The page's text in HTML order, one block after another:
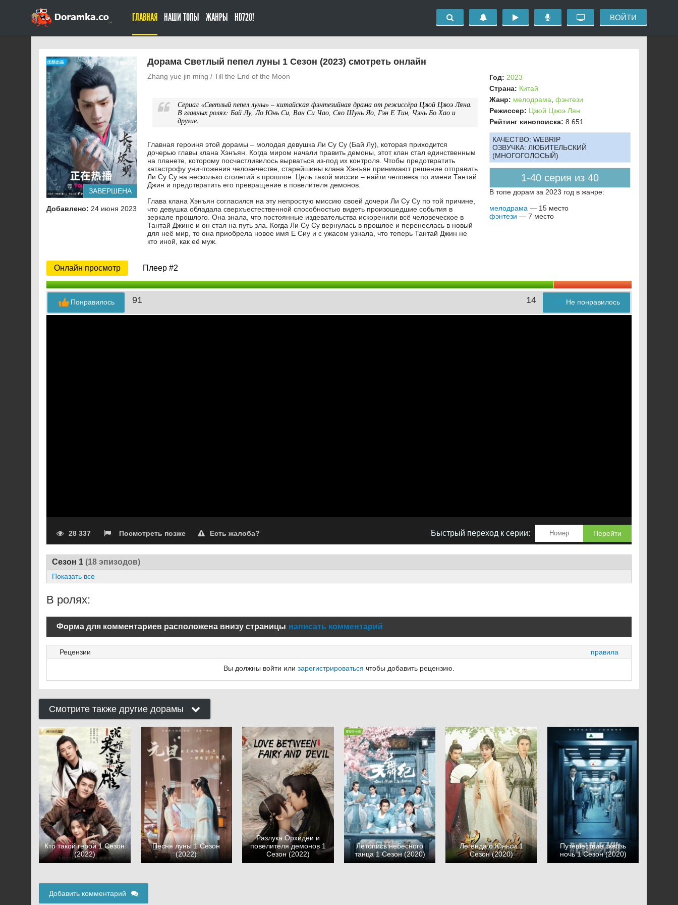
ГЛАВНАЯ НАШИ ТОПЫ ЖАНРЫ HD720! ВОЙТИ
Дорама Светлый пепел луны 1 Сезон (2023) смотреть онлайн
Zhang yue jin ming / Till the End of the Moon
Сериал «Светлый пепел луны» – китайская фэнтезийная драма от режиссёра Цзюй Цзюэ Ляна.
В главных ролях: Бай Лу, Ло Юнь Си, Ван Си Чао, Сяо Шунь Яо, Гэн Е Тин, Чэнь Бо Хао и
другие.
Главная героиня этой дорамы – молодая девушка Ли Су Су (Бай Лу), которая приходится
дочерью главы клана Хэнъян. Когда миром начали править демоны, этот клан стал единственным
на планете, которому посчастливилось вырваться из-под их контроля. Чтобы предотвратить
катастрофу уничтожения человечестве, старейшины клана Хэнъян принимают решение отправить
Ли Су Су на несколько столетий в прошлое. Цель такой миссии – найти человека по имени Тантай
Джин и предотвратить его превращение в повелителя демонов.
Глава клана Хэнъян согласился на эту непростую миссию своей дочери Ли Су Су по той причине,
что девушка обладала сверхъестественной способностью видеть произошедшие события в
зеркале прошлого. Она знала, что постоянные издевательства искоренили всё человеческое в
Тантай Джине и он стал на путь зла. Когда Ли Су Су вернулась в прошлое и перенеслась в новый
для неё мир, то она приобрела новое имя Е Сиу и с ужасом узнала, что теперь Тантай Джин не
кто иной, как её муж.
ЗАВЕРШЕНА
Добавлено: 24 июня 2023
Год: 2023
Страна: Китай
Жанр: мелодрама фэнтези
Режиссер: Цзюй Цзюэ Лян
Рейтинг кинопоиска: 8.651
КАЧЕСТВО: WEBRIP
ОЗВУЧКА: ЛЮБИТЕЛЬСКИЙ
(МНОГОГОЛОСЫЙ)
1-40 серия из 40
В топе дорам за 2023 год в жанре:
мелодрама — 15 место
фэнтези — 7 место
Онлайн просмотр Плеер #2
91 14 Не понравилось
Понравилось
28 337 Посмотреть позже Есть жалоба? Быстрый переход к серии: Перейти
Сезон 1 (18 эпизодов)
Показать все
В ролях:
Форма для комментариев расположена внизу страницы написать комментарий
Рецензии
правила
Вы должны войти или зарегистрироваться чтобы добавить рецензию.
Смотрите также другие дорамы
Кто такой герой 1 Сезон
(2022)
Песня луны 1 Сезон
(2022)
Разлука Орхидеи и
повелителя демонов 1
Сезон (2022)
Летопись небесного
танца 1 Сезон (2020)
Легенда о Юньси 1
Сезон (2020)
Путешествие сквозь
ночь 1 Сезон (2020)
Добавить комментарий